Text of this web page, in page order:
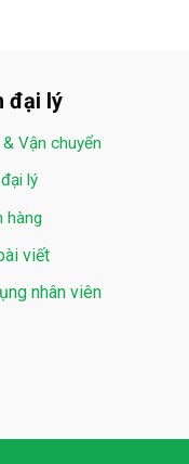
đại lý
Vận chuyển
lý
hàng
viết
nhân viên